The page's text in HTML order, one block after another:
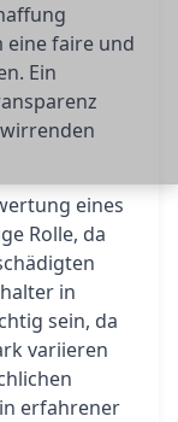
eine faire und
Ein
eines
Rolle, da
in
sein, da
variieren
erfahrener